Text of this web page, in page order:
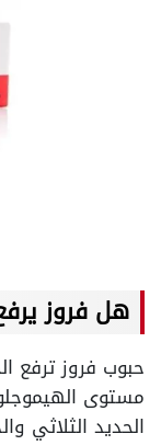
هل فروز
حبوب فروز ترفع
مستوى
الحديد الثلاثي